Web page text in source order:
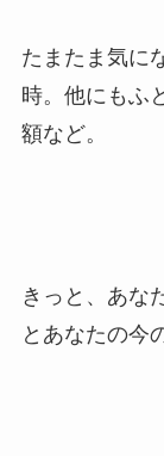
たまたま気に
時。他にもふ
額など。
きっと、あな
とあなたの今